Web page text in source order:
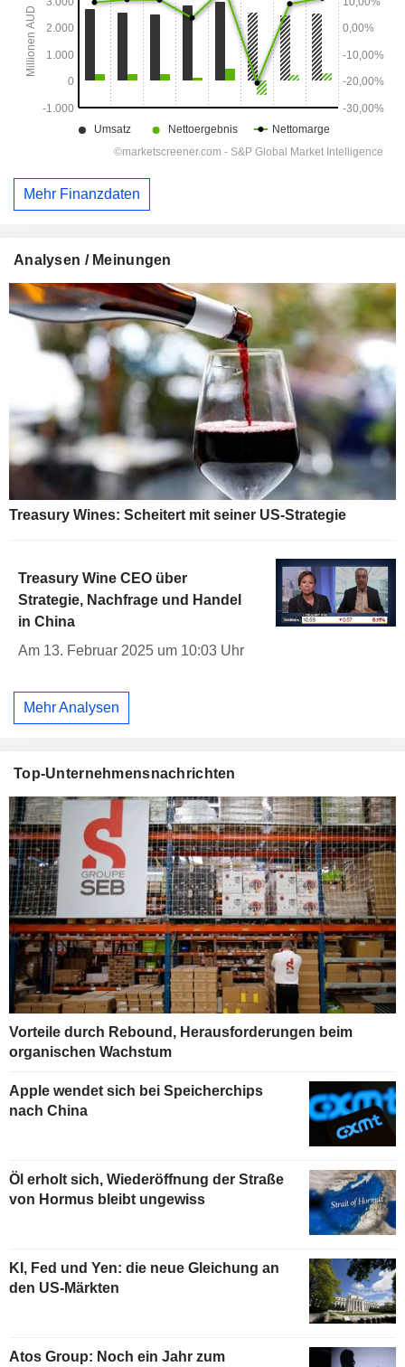
Mehr Finanzdaten
Analysen / Meinungen
Treasury Wines: Scheitert mit seiner US-Strategie
Treasury Wine CEO über
Strategie, Nachfrage und Handel
in China
Am 13. Februar 2025 um 10:03 Uhr
Mehr Analysen
Top-Unternehmensnachrichten
Vorteile durch Rebound, Herausforderungen beim
organischen Wachstum
Apple wendet sich bei Speicherchips
nach China
Öl erholt sich, Wiederöffnung der Straße
von Hormus bleibt ungewiss
KI, Fed und Yen: die neue Gleichung an
den US-Märkten
Atos Group: Noch ein Jahr zum